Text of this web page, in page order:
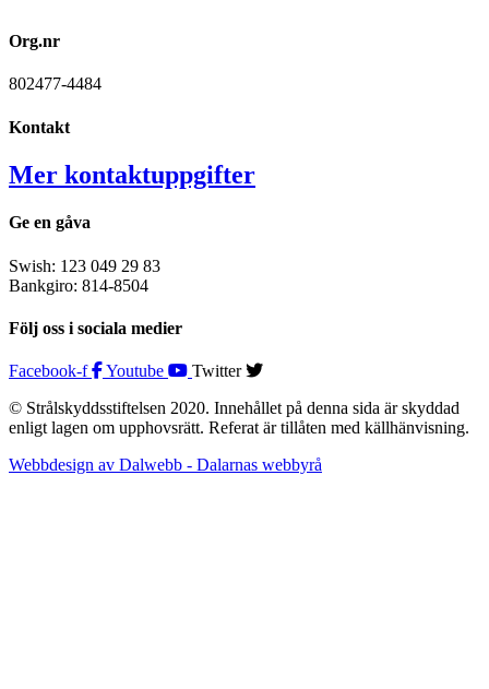
Org.nr
802477-4484
Kontakt
Mer kontaktuppgifter
Ge en gåva
Swish: 123 049 29 83
Bankgiro: 814-8504
Följ oss i sociala medier
Facebook-f Youtube
Twitter
© Strålskyddsstiftelsen 2020. Innehållet på denna sida är skyddad
enligt lagen om upphovsrätt. Referat är tillåten med källhänvisning.
Webbdesign av Dalwebb - Dalarnas webbyrå